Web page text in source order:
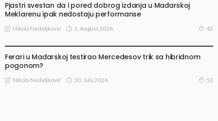
Pjastri svestan da i pored dobrog izdanja u Mađarskoj
Meklarenu ipak nedostaju performanse
Nikola Nedeljković 1, August 2026 42
Ferari u Mađarskoj testirao Mercedesov trik sa hibridnom
pogonom?
Nikola Nedeljković 30, July 2026 52